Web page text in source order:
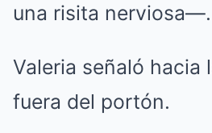
una risita
Valeria señaló hacia
fuera del portón.